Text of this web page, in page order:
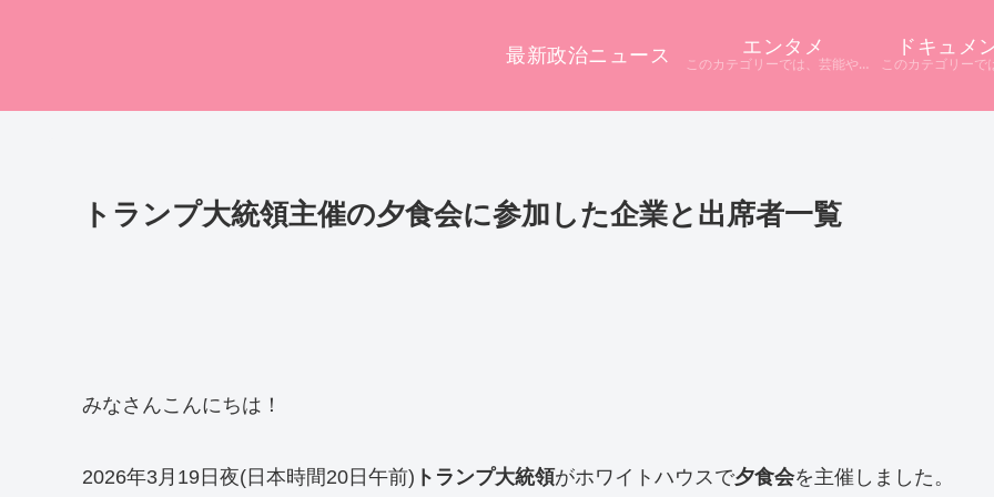
最新政治ニュース エンタメ
このカテゴリーでは、芸能やエンタメに関するニュースをまとめています。 テレビや配信サービス、SNSなど多様な情報源から話題をピックアップ。 ニュース記事だけでは分からない背景や疑問点を深掘りし、分かりやすく解説しています。
ドキュメ
トランプ大統領主催の夕食会に参加した企業と出席者一覧
みなさんこんにちは！
2026年3月19日夜(日本時間20日午前) トランプ大統領がホワイトハウスで夕食会を主催しました。